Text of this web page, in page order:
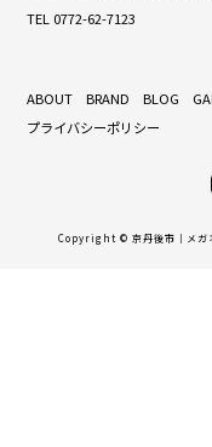
TEL 0772-62-7123
ABOUT BRAND BLOG
プライバシーポリシー
Copyright © 京丹後市｜メガ